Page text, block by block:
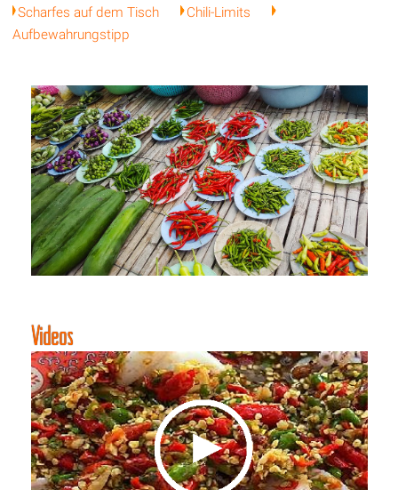
Scharfes auf dem Tisch
Chili-Limits
Aufbewahrungstipp
Videos